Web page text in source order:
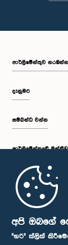
අපි ඔබගේ
"හරි" ක්ලික්
පාර්ලි‌මේන්තුව නරඹන්න
දැනුමට
සම්බන්ධ වන්න
පාර්ලි‌මේන්තුවේ
මුල් පිටුව
පාර්ලිමේන්තු ජංගම